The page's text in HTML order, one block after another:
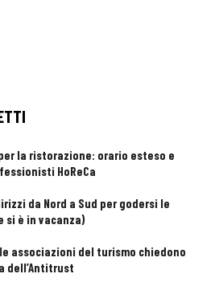
la ristorazione: orario esteso e
HoReCa
da Nord a Sud per godersi le
si è in vacanza)
associazioni del turismo chiedono
dell’Antitrust